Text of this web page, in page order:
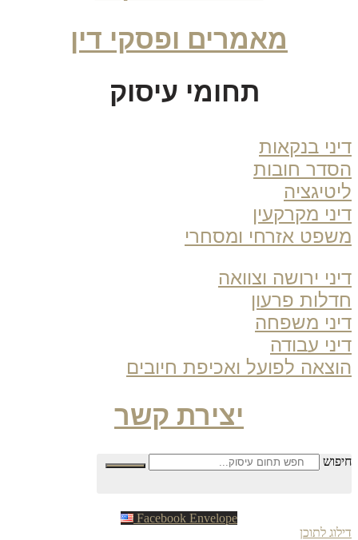
מאמרים ופסקי דין
תחומי עיסוק
בנקאות
חובות
מקרקעין
אזרחי ומסחרי
ירושה וצוואה
פרעון
משפחה
עבודה
לפועל ואכיפת חיובים
יצירת קשר
Facebook Envelope
לתוכן